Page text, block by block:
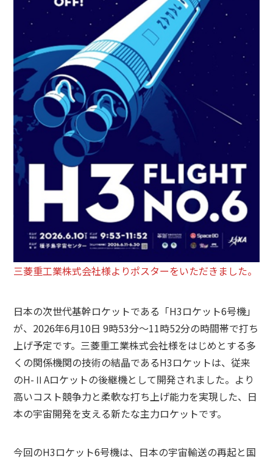
三菱重工業株式会社様よりポスターをいただきました。
日本の次世代基幹ロケットである「H3ロケット6号機」
が、2026年6月10日 9時53分～11時52分の時間帯で打ち
上げ予定です。三菱重工業株式会社様をはじめとする多
くの関係機関の技術の結晶であるH3ロケットは、従来
のH-ⅡAロケットの後継機として開発されました。より
高いコスト競争力と柔軟な打ち上げ能力を実現した、日
本の宇宙開発を支える新たな主力ロケットです。
今回のH3ロケット6号機は、日本の宇宙輸送の再起と国